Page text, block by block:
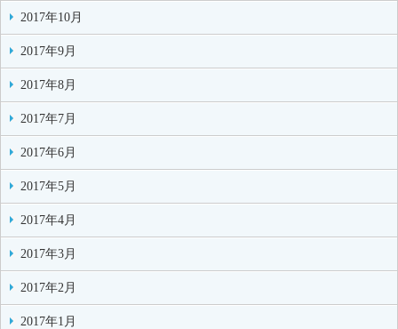
2017年10月
2017年9月
2017年8月
2017年7月
2017年6月
2017年5月
2017年4月
2017年3月
2017年2月
2017年1月